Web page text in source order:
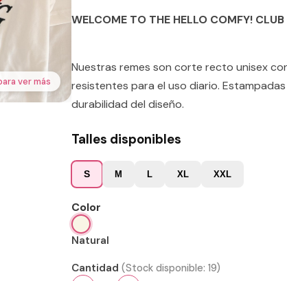
ver más
WELCOME TO THE HELLO COMFY! CLUB
Nuestras remes son corte recto unisex
resistentes para el uso diario.
durabilidad del diseño.
Talles disponibles
S M L XL XXL
Color
Natural
Cantidad (Stock disponible: 19)